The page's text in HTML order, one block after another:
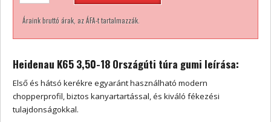
Áraink bruttó árak, az ÁFA-t tartalmazzák.
Heidenau K65 3,50-18 Országúti túra gumi leírása:
Első és hátsó kerékre egyaránt használható modern
chopperprofil, biztos kanyartartással, és kiváló fékezési
tulajdonságokkal.